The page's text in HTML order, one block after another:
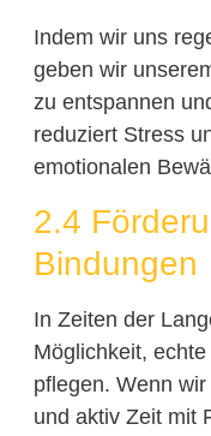
Indem wir uns
geben wir
zu entspannen
reduziert Stress
emotionalen
2.4
Bindungen
In Zeiten der
Möglichkeit,
pflegen. Wenn
und aktiv Zeit mit